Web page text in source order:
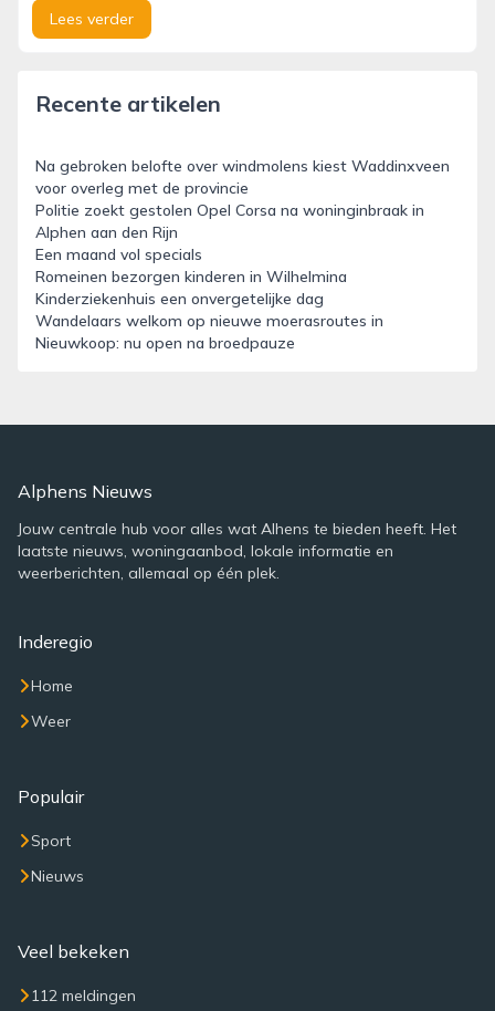
Lees verder
Recente artikelen
Na gebroken belofte over windmolens kiest Waddinxveen
voor overleg met de provincie
Politie zoekt gestolen Opel Corsa na woninginbraak in
Alphen aan den Rijn
Een maand vol specials
Romeinen bezorgen kinderen in Wilhelmina
Kinderziekenhuis een onvergetelijke dag
Wandelaars welkom op nieuwe moerasroutes in
Nieuwkoop: nu open na broedpauze
Alphens Nieuws
Jouw centrale hub voor alles wat Alhens te bieden heeft. Het
laatste nieuws, woningaanbod, lokale informatie en
weerberichten, allemaal op één plek.
Inderegio
Home
Weer
Populair
Sport
Nieuws
Veel bekeken
112 meldingen